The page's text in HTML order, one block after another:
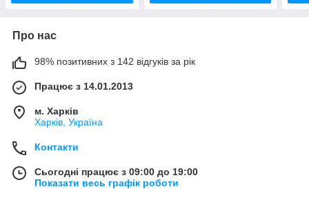
Про нас
98% позитивних з 142 відгуків за рік
Працює з 14.01.2013
м. Харків
Харків, Україна
Контакти
Сьогодні працює з 09:00 до 19:00
Показати весь графік роботи